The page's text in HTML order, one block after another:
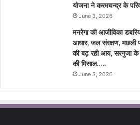
योजना ने करमचन्द्र के
June 3, 2026
मनरेगा की आजीविका
आधार, जल संरक्षण, मछली
की बढ़ रही आय, सरगुजा
की मिसाल…..
June 3, 2026